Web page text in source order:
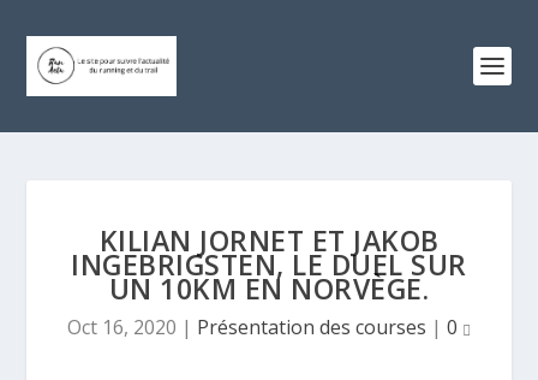
KILIAN JORNET ET JAKOB
INGEBRIGSTEN, LE DUEL SUR
UN 10KM EN NORVÈGE.
Oct 16, 2020 | Présentation des courses | 0